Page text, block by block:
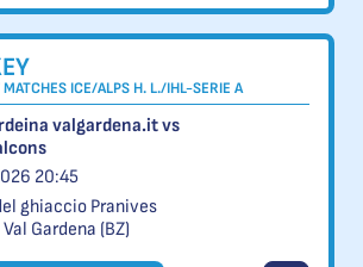
MATCHES ICE/ALPS H. L./IHL-SERIE A
valgardena.it vs
20:45
ghiaccio Pranives
Gardena (BZ)